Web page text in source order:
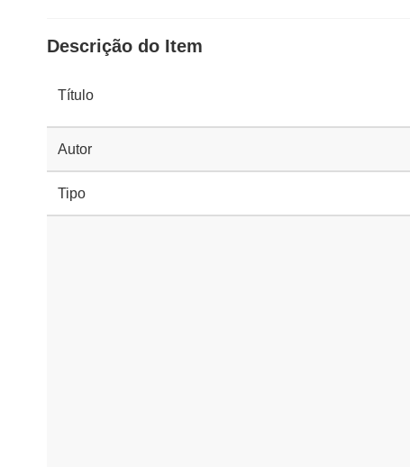
Descrição do Item
Título
Autor
Tipo